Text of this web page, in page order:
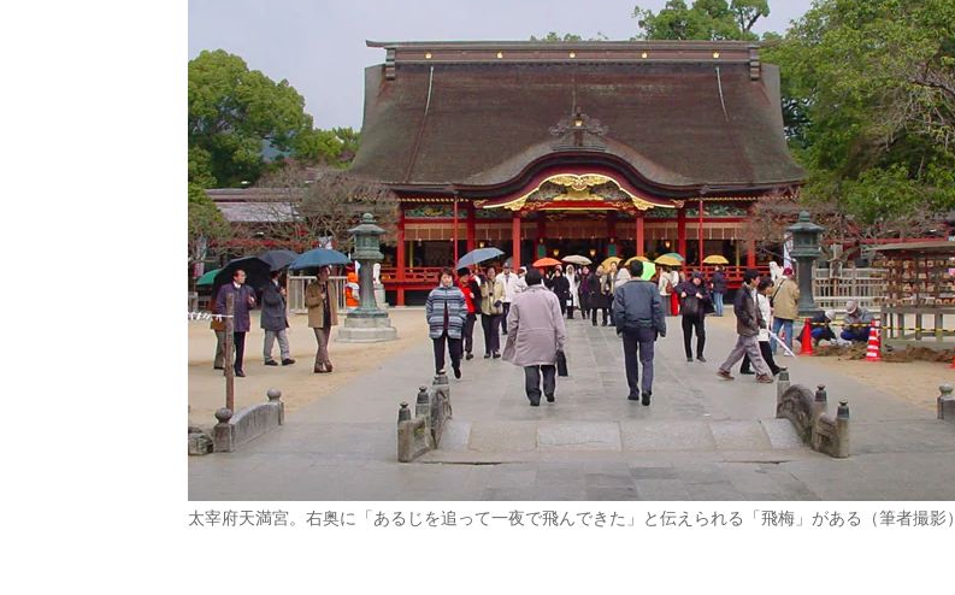
太宰府天満宮。右奥に「あるじを追って一夜で飛んできた」と伝えられる「飛梅」がある（筆者撮影）